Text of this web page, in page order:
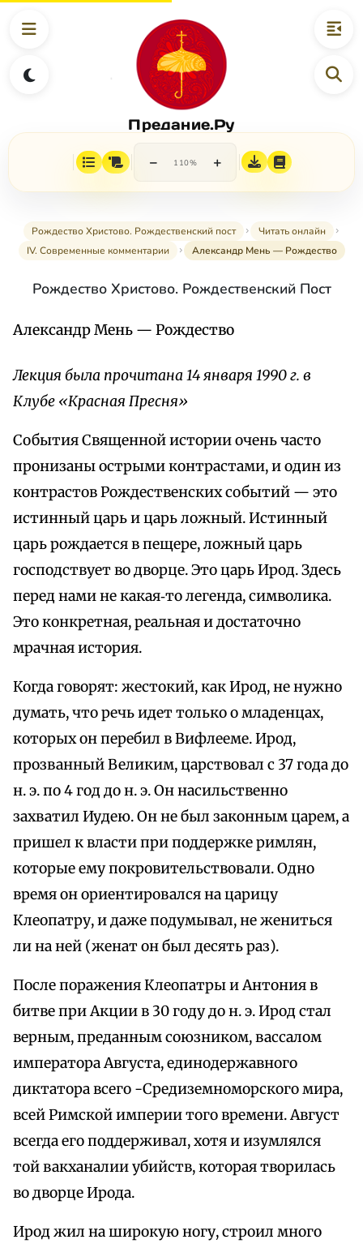
Предание.Ру
− 110% +
Рождество Христово. Рождественский пост
Читать онлайн
IV. Современные комментарии
Александр Мень — Рождество
Рождество Христово. Рождественский Пост
Александр Мень — Рождество
Лекция была прочитана 14 января 1990 г. в
Клубе «Красная Пресня»
События Священной истории очень часто
пронизаны острыми контрастами, и один из
контрастов Рождественских событий — это
истинный царь и царь ложный. Истинный
царь рождается в пещере, ложный царь
господствует во дворце. Это царь Ирод. Здесь
перед нами не какая‑то легенда, символика.
Это конкретная, реальная и достаточно
мрачная история.
Когда говорят: жестокий, как Ирод, не нужно
думать, что речь идет только о младенцах,
которых он перебил в Вифлееме. Ирод,
прозванный Великим, царствовал с 37 года до
н. э. по 4 год до н. э. Он насильственно
захватил Иудею. Он не был законным царем, а
пришел к власти при поддержке римлян,
которые ему покровительствовали. Одно
время он ориентировался на царицу
Клеопатру, и даже подумывал, не жениться
ли на ней (женат он был десять раз).
После поражения Клеопатры и Антония в
битве при Акции в 30 году до н. э. Ирод стал
верным, преданным союзником, вассалом
императора Августа, единодержавного
диктатора всего -Средиземноморского мира,
всей Римской империи того времени. Август
всегда его поддерживал, хотя и изумлялся
той вакханалии убийств, которая творилась
во дворце Ирода.
Ирод жил на широкую ногу, строил много